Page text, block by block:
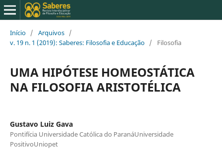
Início / Arquivos /
v. 19 n. 1 (2019): Saberes: Filosofia e Educação / Filosofia
UMA HIPÓTESE HOMEOSTÁTICA
NA FILOSOFIA ARISTOTÉLICA
Gustavo Luiz Gava
Pontifícia Universidade Católica do ParanáUniversidade
PositivoUniopet